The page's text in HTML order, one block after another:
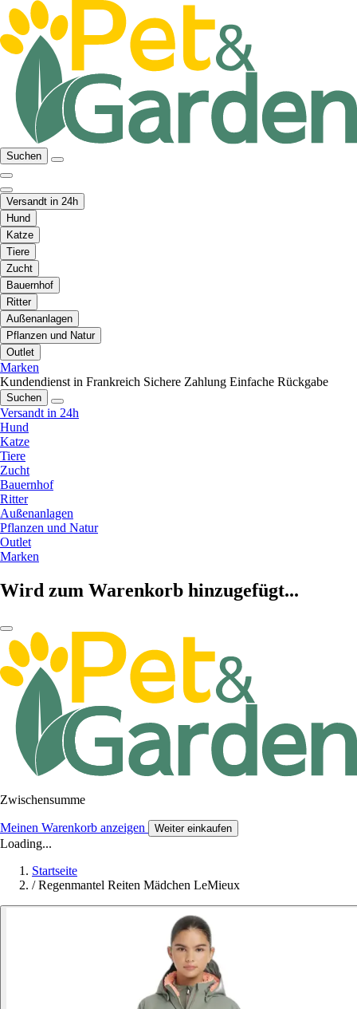
Suchen
Versandt in 24h
Hund
Katze
Tiere
Zucht
Bauernhof
Ritter
Außenanlagen
Pflanzen und Natur
Outlet
Marken
Kundendienst in Frankreich Sichere Zahlung Einfache Rückgabe
Suchen
Versandt in 24h
Hund
Katze
Tiere
Zucht
Bauernhof
Ritter
Außenanlagen
Pflanzen und Natur
Outlet
Marken
Wird zum Warenkorb hinzugefügt...
Zwischensumme
Meinen Warenkorb anzeigen Weiter einkaufen
Loading...
Startseite
/ Regenmantel Reiten Mädchen LeMieux